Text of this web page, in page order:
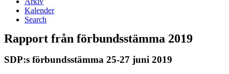
Kalender
Search
Rapport från förbundsstämma 2019
SDP:s förbundsstämma 25-27 juni 2019